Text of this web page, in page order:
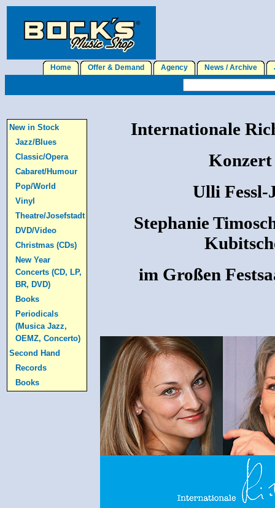
Home Offer & Demand Agency News / Archive
New in Stock
Jazz/Blues
Classic/Opera
Cabaret/Humour
Pop/World
Vinyl
Theatre/Josefstadt
DVD/Video
Christmas (CDs)
New Year
Concerts (CD, LP,
BR, DVD)
Books
Periodicals
(Musica Jazz,
OEMZ, Concerto)
Second Hand
Records
Books
Internationale
Ulli Fessl-
Stephanie
im Großen